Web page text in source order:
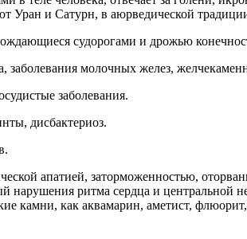
Уран и Сатурн, в аюрведической
судорогами и дрожью
молочных желез,
заболевания.
дисбактериоз.
апатией, заторможенностью,
ритма сердца и центральной
камни, как аквамарин, аметист,